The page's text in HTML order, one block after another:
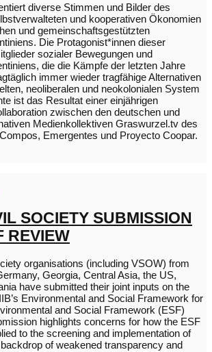
diverse Stimmen und Bilder des
und kooperativen Ökonomien
und gemeinschaftsgestützten
Die Protagonist*innen dieser
sozialer Bewegungen und
die die Kämpfe der letzten Jahre
immer wieder tragfähige Alternativen
neoliberalen und neokolonialen System
ist das Resultat einer einjährigen
zwischen den deutschen und
Medienkollektiven Graswurzel.tv des
Emergentes und Proyecto Coopar.
SOCIETY SUBMISSION
REVIEW
organisations (including VSOW) from
Georgia, Central Asia, the US,
have submitted their joint inputs on the
Environmental and Social Framework for
and Social Framework (ESF)
highlights concerns for how the ESF
to the screening and implementation of
of weakened transparency and